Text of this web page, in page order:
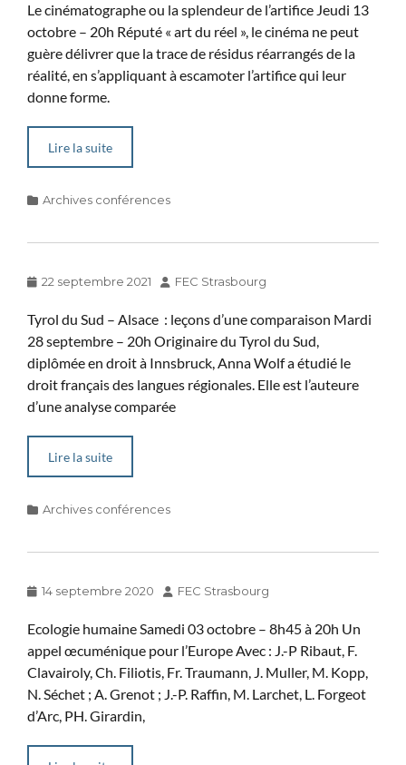
Le cinématographe ou la splendeur de l’artifice Jeudi 13
octobre – 20h Réputé « art du réel », le cinéma ne peut
guère délivrer que la trace de résidus réarrangés de la
réalité, en s’appliquant à escamoter l’artifice qui leur
donne forme.
Lire la suite
Categories
Archives conférences
Posted
22 septembre 2021 Author
FEC Strasbourg
Tyrol du Sud – Alsace : leçons d’une comparaison Mardi
28 septembre – 20h Originaire du Tyrol du Sud,
diplômée en droit à Innsbruck, Anna Wolf a étudié le
droit français des langues régionales. Elle est l’auteure
d’une analyse comparée
Lire la suite
Categories
Archives conférences
Posted
14 septembre 2020 Author
FEC Strasbourg
Ecologie humaine Samedi 03 octobre – 8h45 à 20h Un
appel œcuménique pour l’Europe Avec : J.-P Ribaut, F.
Clavairoly, Ch. Filiotis, Fr. Traumann, J. Muller, M. Kopp,
N. Séchet ; A. Grenot ; J.-P. Raffin, M. Larchet, L. Forgeot
d’Arc, PH. Girardin,